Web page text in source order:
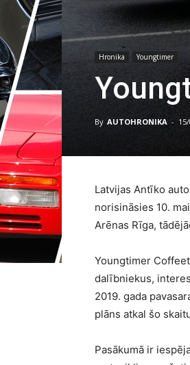
Hronika Youngtimer
By AUTOHRONIKA -
Latvijas Antīko
norisināsies 10.
Arēnas Rīga,
Youngtimer
dalībniekus,
2019. gada
plāns atkal šo
Pasākumā ir